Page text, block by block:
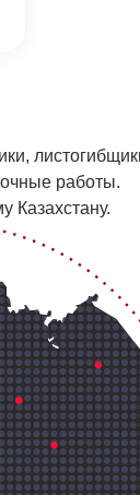
работы.
Казахстану.